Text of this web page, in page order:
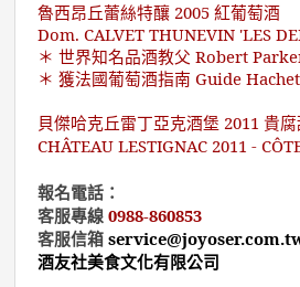
魯西昂丘蕾絲特釀 2005 紅葡萄酒
Dom. CALVET THUNEVIN 'LES
＊ 世界知名品酒教父 Robert
＊ 獲法國葡萄酒指南 Guide
貝傑哈克丘雷丁亞克酒堡 2011 貴
CHÂTEAU LESTIGNAC 2011 -
報名電話：
客服專線 0988-860853
客服信箱
酒友社美食文化有限公司